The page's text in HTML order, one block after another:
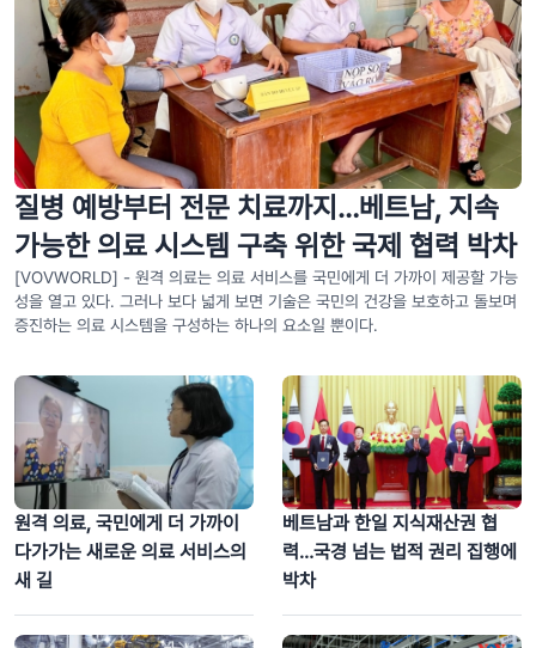
빈롱성 관광, ‘벽돌·도자기 왕국’의 새로운 문화 이야기 쓰다
‘철필, 일편단심’ 특별 전시회 – 시대를 초월한 베트남 언론인의 가치
“언론은 사상·대중동원 사업의 예리한 무기”… 2026 베트남 전국 언론
질병 예방부터 전문 치료까지…베트남, 지속
가능한 의료 시스템 구축 위한 국제 협력 박차
[VOVWORLD] - 원격 의료는 의료 서비스를 국민에게 더 가까이 제공할 가능
성을 열고 있다. 그러나 보다 넓게 보면 기술은 국민의 건강을 보호하고 돌보며
증진하는 의료 시스템을 구성하는 하나의 요소일 뿐이다.
원격 의료, 국민에게 더 가까이
다가가는 새로운 의료 서비스의
새 길
베트남과 한일 지식재산권 협
력…국경 넘는 법적 권리 집행에
박차